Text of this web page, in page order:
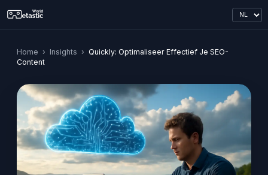
Home › Insights › Quickly: Optimaliseer Effectief Je SEO-
Content